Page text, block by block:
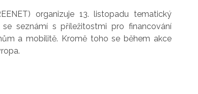
organizuje 13. listopadu tematický
seznámí s příležitostmi pro financování
a mobilitě. Kromě toho se během akce